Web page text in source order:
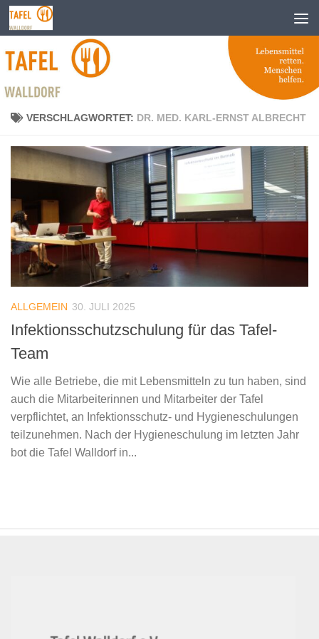
Zum Inhalt springen
VERSCHLAGWORTET: DR. MED. KARL-ERNST ALBRECHT
ALLGEMEIN 30. JULI 2025
Infektionsschutzschulung für das Tafel-
Team
Wie alle Betriebe, die mit Lebensmitteln zu tun haben, sind
auch die Mitarbeiterinnen und Mitarbeiter der Tafel
verpflichtet, an Infektionsschutz- und Hygieneschulungen
teilzunehmen. Nach der Hygieneschulung im letzten Jahr
bot die Tafel Walldorf in...